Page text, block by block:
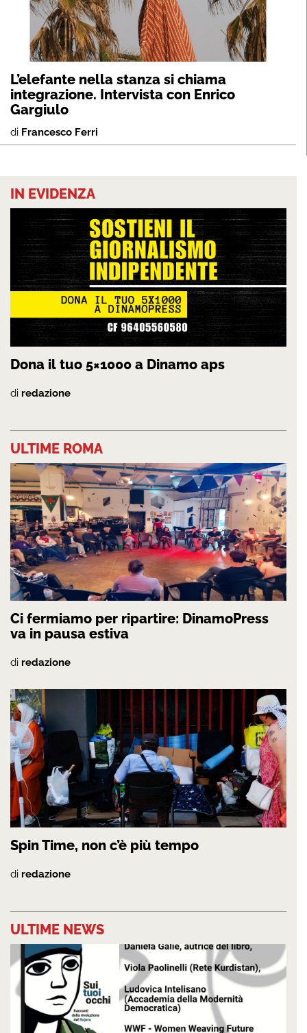
L’elefante nella stanza si chiama
integrazione. Intervista con Enrico
Gargiulo
di Francesco Ferri
IN EVIDENZA
Dona il tuo 5×1000 a Dinamo aps
di redazione
ULTIME ROMA
Ci fermiamo per ripartire: DinamoPress
va in pausa estiva
di redazione
Spin Time, non c’è più tempo
di redazione
ULTIME NEWS